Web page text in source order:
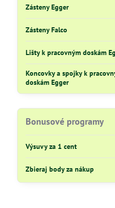
Zásteny Egger
Zásteny Falco
Lišty k pracovným doskám
Koncovky a spojky k
doskám Egger
Bonusové programy
Výsuvy za 1 cent
Zbieraj body za nákup